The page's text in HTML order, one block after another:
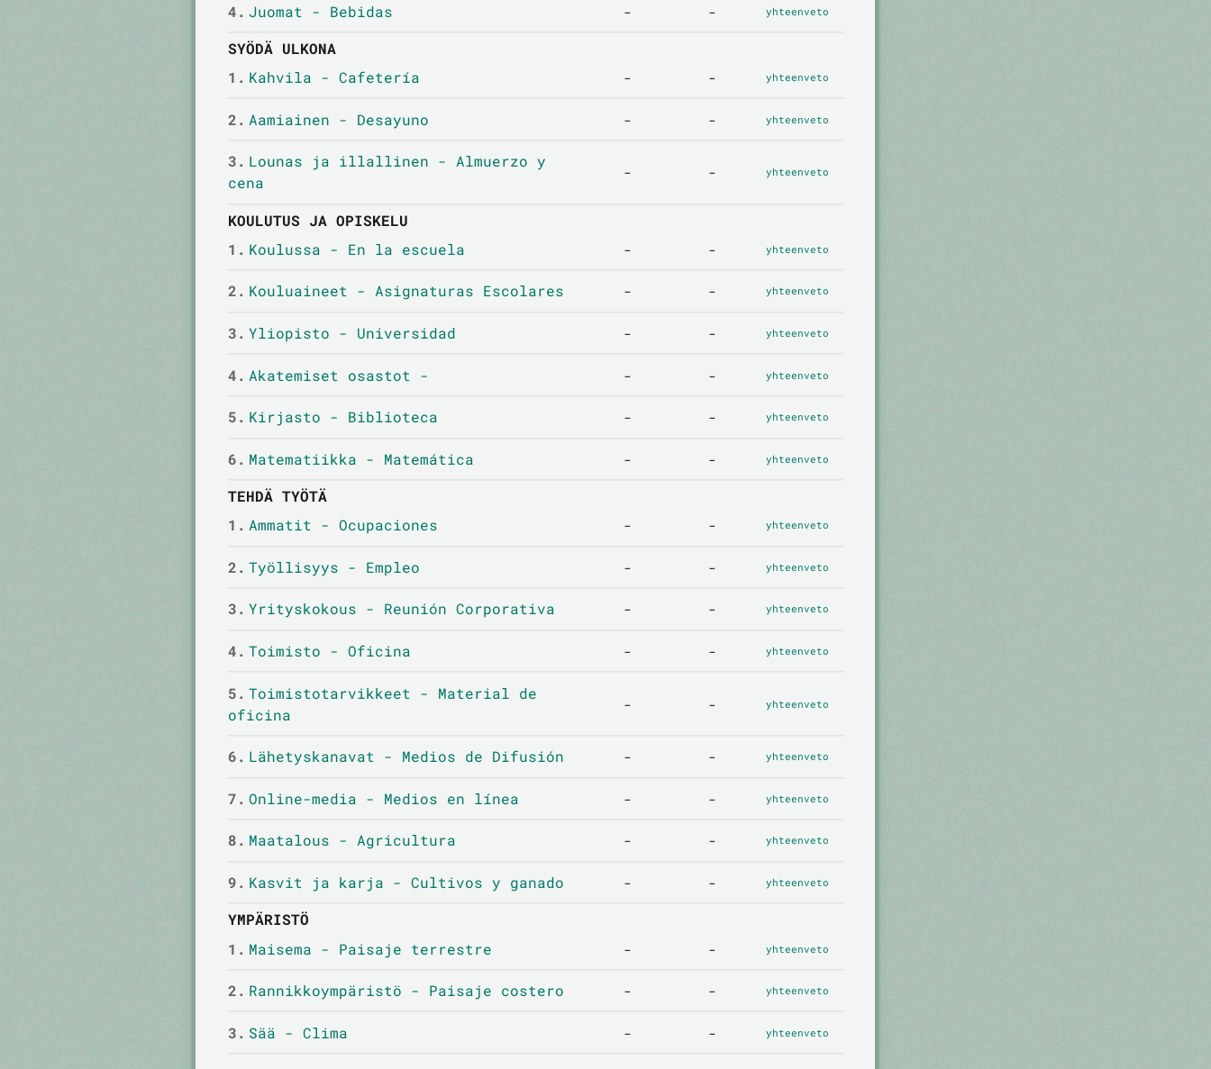
4. Juomat - Bebidas - - yhteenveto
SYÖDÄ ULKONA
1. Kahvila - Cafetería - - yhteenveto
2. Aamiainen - Desayuno - - yhteenveto
3. Lounas ja illallinen - Almuerzo y
cena
- - yhteenveto
KOULUTUS JA OPISKELU
1. Koulussa - En la escuela - - yhteenveto
2. Kouluaineet - Asignaturas Escolares - - yhteenveto
3. Yliopisto - Universidad - - yhteenveto
4. Akatemiset osastot - - - yhteenveto
5. Kirjasto - Biblioteca - - yhteenveto
6. Matematiikka - Matemática - - yhteenveto
TEHDÄ TYÖTÄ
1. Ammatit - Ocupaciones - - yhteenveto
2. Työllisyys - Empleo - - yhteenveto
3. Yrityskokous - Reunión Corporativa - - yhteenveto
4. Toimisto - Oficina - - yhteenveto
5. Toimistotarvikkeet - Material de
oficina
- - yhteenveto
6. Lähetyskanavat - Medios de Difusión - - yhteenveto
7. Online-media - Medios en línea - - yhteenveto
8. Maatalous - Agricultura - - yhteenveto
9. Kasvit ja karja - Cultivos y ganado - - yhteenveto
YMPÄRISTÖ
1. Maisema - Paisaje terrestre - - yhteenveto
2. Rannikkoympäristö - Paisaje costero - - yhteenveto
3. Sää - Clima - - yhteenveto